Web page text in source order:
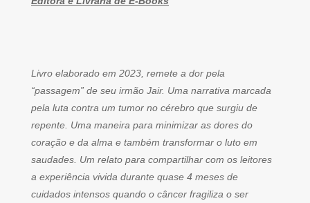
Livro elaborado em 2023, remete a dor pela
“passagem” de seu irmão Jair. Uma narrativa marcada
pela luta contra um tumor no cérebro que surgiu de
repente. Uma maneira para minimizar as dores do
coração e da alma e também transformar o luto em
saudades. Um relato para compartilhar com os leitores
a experiência vivida durante quase 4 meses de
cuidados intensos quando o câncer fragiliza o ser